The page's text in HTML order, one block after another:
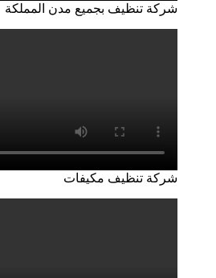
شركة تنظيف بجميع مدن المملكة
شركة تنظيف مكيفات